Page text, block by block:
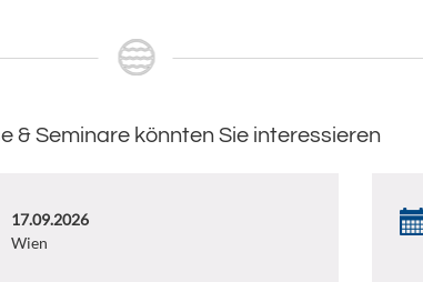
& Seminare könnten Sie interessieren
17.09.2026
Wien